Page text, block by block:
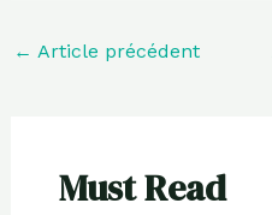
← Article précédent
Must Read